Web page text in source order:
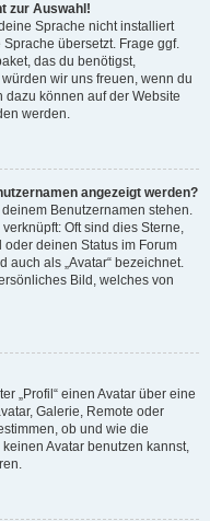
zur Auswahl!
Sprache nicht installiert
übersetzt. Frage ggf.
das du benötigst,
wir uns freuen, wenn du
dazu können auf der Website
werden.
angezeigt werden?
Benutzernamen stehen.
Oft sind dies Sterne,
deinen Status im Forum
auch als „Avatar“ bezeichnet.
Bild, welches von
„Profil“ einen Avatar über eine
Galerie, Remote oder
ob und wie die
Avatar benutzen kannst,